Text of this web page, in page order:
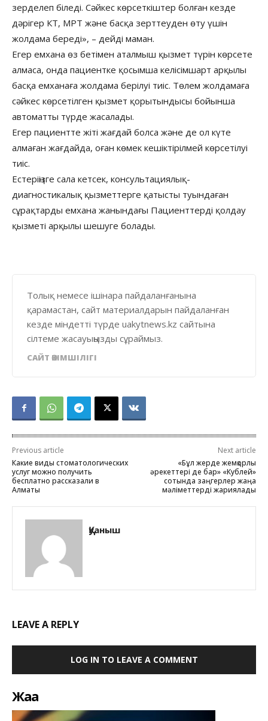
зерделеп біледі. Сәйкес көрсеткіштер болған кезде
дәрігер КТ, МРТ және басқа зерттеуден өту үшін
жолдама береді», – дейді маман.
Егер емхана өз бетімен аталмыш қызмет түрін көрсете
алмаса, онда пациентке қосымша келісімшарт арқылы
басқа емханаға жолдама берілуі тиіс. Төлем жолдамаға
сәйкес көрсетілген қызмет қорытындысы бойынша
автоматты түрде жасалады.
Егер пациентте жіті жағдай болса және де ол күте
алмаған жағдайда, оған көмек кешіктірілмей көрсетілуі
тиіс.
Естеріңізге сала кетсек, консультациялық-
диагностикалық қызметтерге қатысты туындаған
сұрақтарды емхана жанындағы Пациенттерді қолдау
қызметі арқылы шешуге болады.
Толық немесе ішінара пайдаланғанына
қарамастан, сайт материалдарын пайдаланған
кезде міндетті түрде uakytnews.kz сайтына
сілтеме жасауыңызды сұраймыз.
САЙТ ӘКІМШІЛІГІ
Previous article
Какие виды стоматологических
услуг можно получить
бесплатно рассказали в
Алматы
Next article
«Бұл жерде жемқорлық
әрекеттері де бар» «Кублей»
сотында заңгерлер жаңа
мәліметтерді жариялады
Қуаныш
LEAVE A REPLY
LOG IN TO LEAVE A COMMENT
Жаңа